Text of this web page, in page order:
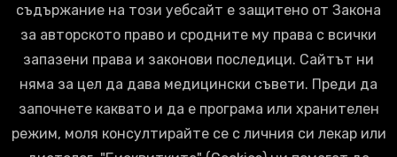
съдържание на този уебсайт е защитено от Закона
за авторското право и сродните му права с всички
запазени права и законови последици. Сайтът ни
няма за цел да дава медицински съвети. Преди да
започнете каквато и да е програма или хранителен
режим, моля консултирайте се с личния си лекар или